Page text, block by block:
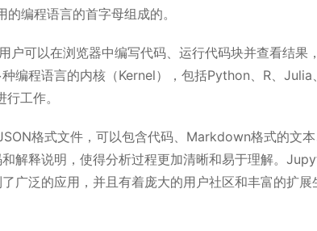
编程语言的首字母组成的。
可以在浏览器中编写代码、运行代码块并查看结果
编程语言的内核（Kernel），包括Python、R、Julia
工作。
格式文件，可以包含代码、Markdown格式的文
解释说明，使得分析过程更加清晰和易于理解。
广泛的应用，并且有着庞大的用户社区和丰富的扩展